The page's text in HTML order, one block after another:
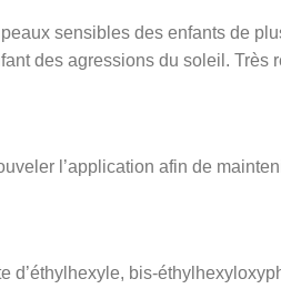
sensibles des enfants de
des agressions du soleil. Très
l’application afin de
bis-